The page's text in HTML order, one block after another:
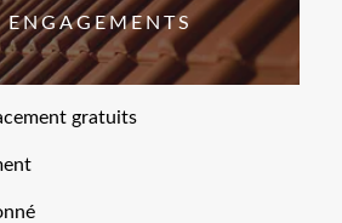
ENGAGEMENTS
gratuits